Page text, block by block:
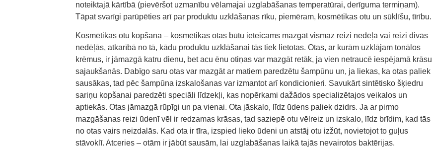
noteiktajā kārtībā (pievēršot uzmanību vēlamajai uzglabāšanas temperatūrai, derīguma termiņam).
Tāpat svarīgi parūpēties arī par produktu uzklāšanas rīku, piemēram, kosmētikas otu un sūklīšu, tīrību.
Kosmētikas otu kopšana – kosmētikas otas būtu ieteicams mazgāt vismaz reizi nedēļā vai reizi divās
nedēļās, atkarībā no tā, kādu produktu uzklāšanai tās tiek lietotas. Otas, ar kurām uzklājam tonālos
krēmus, ir jāmazgā katru dienu, bet acu ēnu otiņas var mazgāt retāk, ja vien netraucē iespējamā krāsu
sajaukšanās. Dabīgo saru otas var mazgāt ar matiem paredzētu šampūnu un, ja liekas, ka otas paliek
sausākas, tad pēc šampūna izskalošanas var izmantot arī kondicionieri. Savukārt sintētisko šķiedru
sariņu kopšanai paredzēti speciāli līdzekļi, kas nopērkami dažādos specializētajos veikalos un
aptiekās. Otas jāmazgā rūpīgi un pa vienai. Ota jāskalo, līdz ūdens paliek dzidrs. Ja ar pirmo
mazgāšanas reizi ūdenī vēl ir redzamas krāsas, tad saziepē otu vēlreiz un izskalo, līdz brīdim, kad tās
no otas vairs neizdalās. Kad ota ir tīra, izspied lieko ūdeni un atstāj otu izžūt, novietojot to guļus
stāvoklī. Atceries – otām ir jābūt sausām, lai uzglabāšanas laikā tajās nevairotos baktērijas.